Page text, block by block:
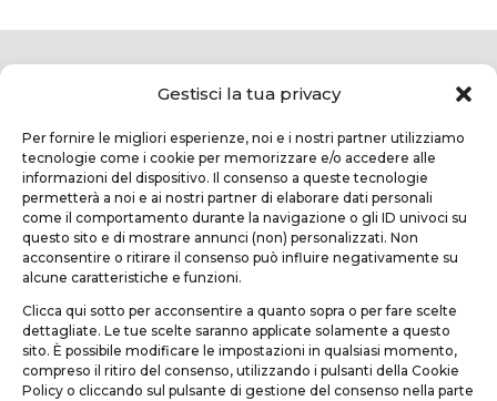
Gestisci la tua privacy
Per fornire le migliori esperienze, noi e i nostri partner utilizziamo
tecnologie come i cookie per memorizzare e/o accedere alle
informazioni del dispositivo. Il consenso a queste tecnologie
permetterà a noi e ai nostri partner di elaborare dati personali
come il comportamento durante la navigazione o gli ID univoci su
questo sito e di mostrare annunci (non) personalizzati. Non
acconsentire o ritirare il consenso può influire negativamente su
alcune caratteristiche e funzioni.
Clicca qui sotto per acconsentire a quanto sopra o per fare scelte
dettagliate. Le tue scelte saranno applicate solamente a questo
sito. È possibile modificare le impostazioni in qualsiasi momento,
compreso il ritiro del consenso, utilizzando i pulsanti della Cookie
Policy o cliccando sul pulsante di gestione del consenso nella parte
TEKNOFORM SRL
Castelfranco di Sotto (PI)
teknoform@teknoform.it